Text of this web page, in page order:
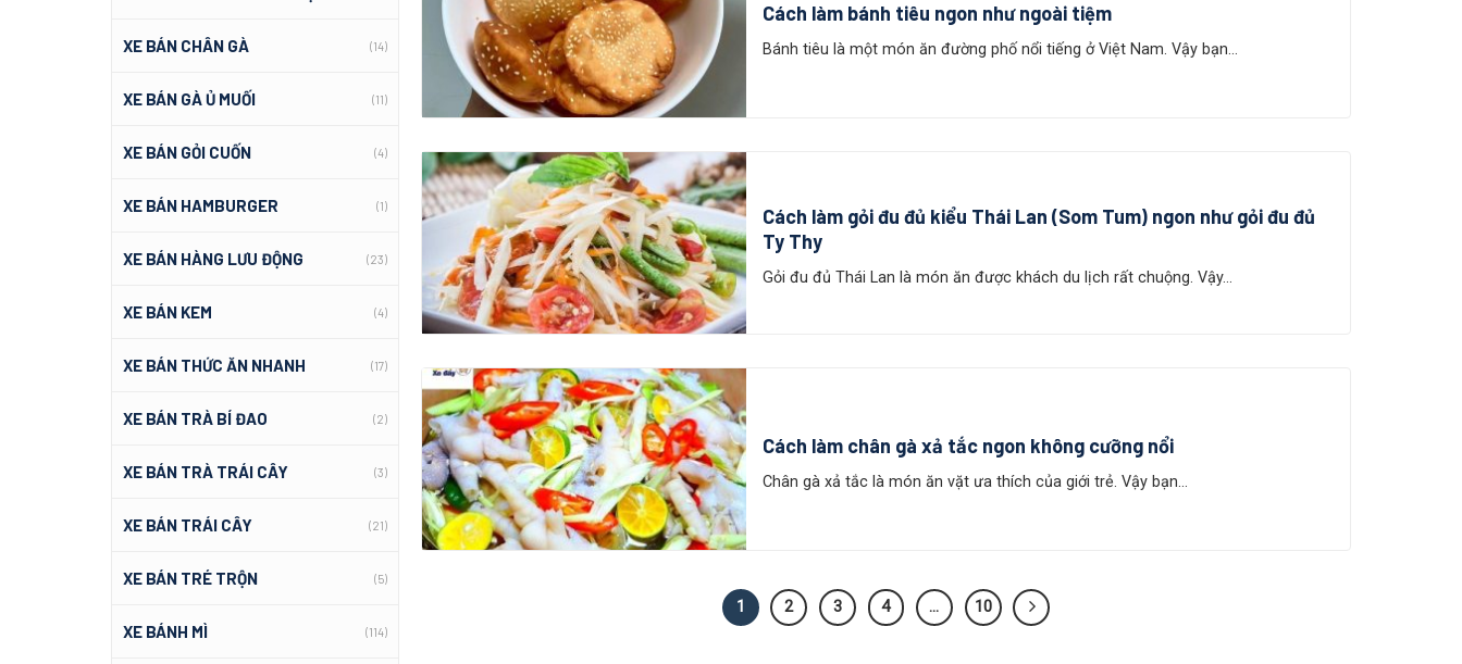
XE BÁN CHÂN GÀ (14)
XE BÁN GÀ Ủ MUỐI (11)
XE BÁN GỎI CUỐN (4)
XE BÁN HAMBURGER (1)
XE BÁN HÀNG LƯU ĐỘNG (23)
XE BÁN KEM (4)
XE BÁN THỨC ĂN NHANH (17)
XE BÁN TRÀ BÍ ĐAO (2)
XE BÁN TRÀ TRÁI CÂY (3)
XE BÁN TRÁI CÂY (21)
XE BÁN TRÉ TRỘN (5)
XE BÁNH MÌ (114)
Cách làm bánh tiêu ngon như ngoài tiệm
Bánh tiêu là một món ăn đường phố nổi tiếng ở Việt Nam. Vậy bạn...
Cách làm gỏi đu đủ kiểu Thái Lan (Som Tum) ngon như gỏi đu đủ
Ty Thy
Gỏi đu đủ Thái Lan là món ăn được khách du lịch rất chuộng. Vậy...
Cách làm chân gà xả tắc ngon không cưỡng nổi
Chân gà xả tắc là món ăn vặt ưa thích của giới trẻ. Vậy bạn...
1 2 3 4 … 10